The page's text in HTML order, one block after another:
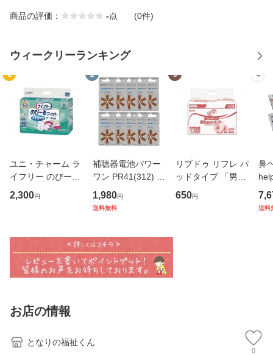
商品の評価： -点 (0件)
ウィークリーランキング
1
ユニ・チャーム ラ
イフリー のびーる
フィット うす型軽
快テープ止め 22枚
2,300円
2
補聴器電池パワー
ワン PR41(312) 1
0パック 茶 Powero
ne 空気電池 デジ
1,980円
送料無料
3
リブドゥ リフレ パ
ッドタイプ 「男女
兼用レギュラー」
30枚 業務用 17357
650円
4
鼻
送料
お店の情報
となりの福祉くん
0